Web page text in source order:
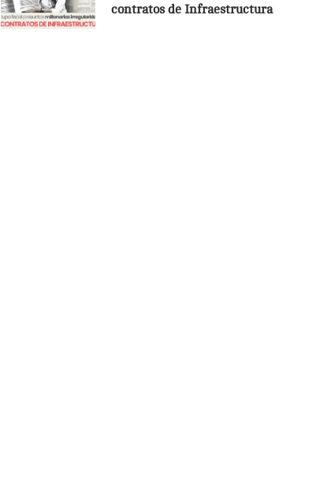
contratos de Infraestructura